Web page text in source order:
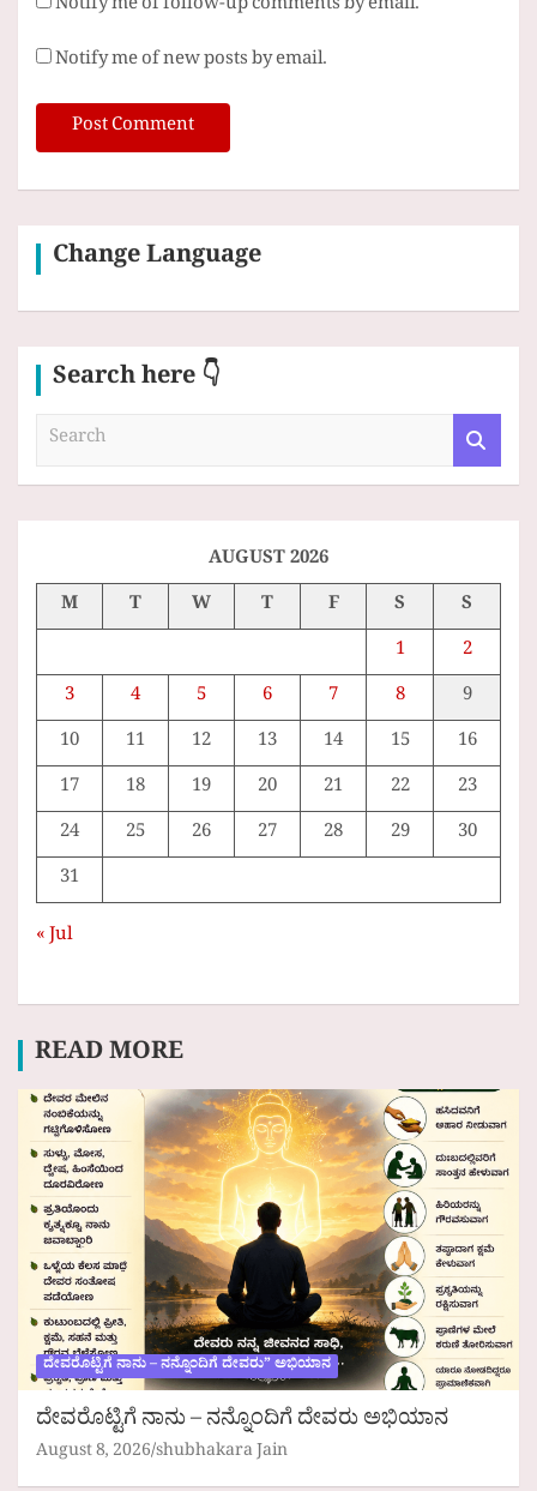
Notify me of follow-up comments by email.
Notify me of new posts by email.
Change Language
Search here 👇
a
AUGUST 2026
M
T W T F S
S
1
2
3
4 5 6 7 8
9
10
11 12 13 14 15
16
17
18 19 20 21 22
23
24
25 26 27 28 29
30
31
« Jul
READ MORE
ದೇವರೊಟ್ಟಿಗೆ ನಾನು – ನನ್ನೊಂದಿಗೆ ದೇವರು” ಅಭಿಯಾನ
ದೇವರೊಟ್ಟಿಗೆ ನಾನು – ನನ್ನೊಂದಿಗೆ ದೇವರು ಅಭಿಯಾನ
August 8, 2026 shubhakara Jain